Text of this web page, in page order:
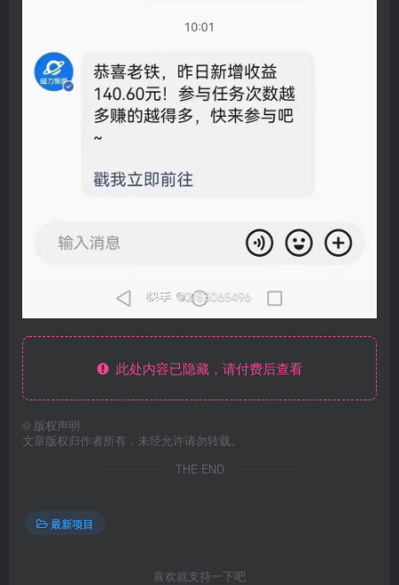
此处内容已隐藏，请付费后查看
© 版权声明
文章版权归作者所有，未经允许请勿转载。
THE END
最新项目
喜欢就支持一下吧